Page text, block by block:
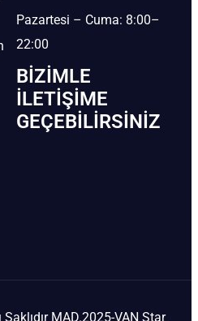
Pazartesi – Cuma: 8:00–
22:00
BIZIMLE
İLETIŞIME
GEÇEBILIRSINIZ
MAD.2025-VAN Star